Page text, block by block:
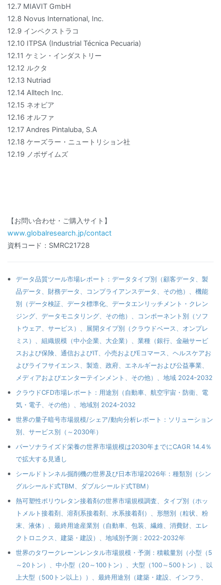
12.7 MIAVIT GmbH
12.8 Novus International, Inc.
12.9 インペクストラコ
12.10 ITPSA (Industrial Técnica Pecuaria)
12.11 ケミン・インダストリー
12.12 ルクタ
12.13 Nutriad
12.14 Alltech Inc.
12.15 ネオビア
12.16 オルファ
12.17 Andres Pintaluba, S.A
12.18 ケーズラー・ニュートリション社
12.19 ノボザイムズ
【お問い合わせ・ご購入サイト】
www.globalresearch.jp/contact
資料コード：SMRC21728
データ品質ツール市場レポート：データタイプ別（顧客データ、製
品データ、財務データ、コンプライアンスデータ、その他）、機能
別（データ検証、データ標準化、データエンリッチメント・クレン
ジング、データモニタリング、その他）、コンポーネント別（ソフ
トウェア、サービス）、展開タイプ別（クラウドベース、オンプレ
ミス）、組織規模（中小企業、大企業）、業種（銀行、金融サービ
スおよび保険、通信およびIT、小売およびEコマース、ヘルスケアお
よびライフサイエンス、製造、政府、エネルギーおよび公益事業、
メディアおよびエンターテインメント、その他）、地域 2024-2032
クラウドCFD市場レポート：用途別（自動車、航空宇宙・防衛、電
気・電子、その他）、地域別 2024-2032
世界の量子暗号市場規模/シェア/動向分析レポート：ソリューション
別、サービス別（～2030年）
パーソナライズド栄養の世界市場規模は2030年までにCAGR 14.4％
で拡大する見通し
シールドトンネル掘削機の世界及び日本市場2026年：種類別（シン
グルシールド式TBM、ダブルシールド式TBM）
熱可塑性ポリウレタン接着剤の世界市場規模調査、タイプ別（ホッ
トメルト接着剤、溶剤系接着剤、水系接着剤）、形態別（粒状、粉
末、液体）、最終用途産業別（自動車、包装、繊維、消費財、エレ
クトロニクス、建築・建設）、地域別予測：2022-2032年
世界のタワークレーンレンタル市場規模・予測：積載量別（小型（5
～20トン）、中小型（20～100トン）、大型（100～500トン）、以
上大型（500トン以上））、最終用途別（建築・建設、インフラ、